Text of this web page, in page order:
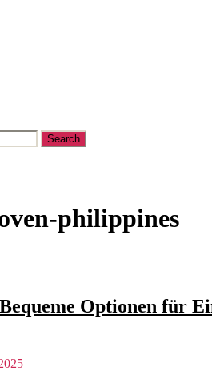
philippines
Optionen für